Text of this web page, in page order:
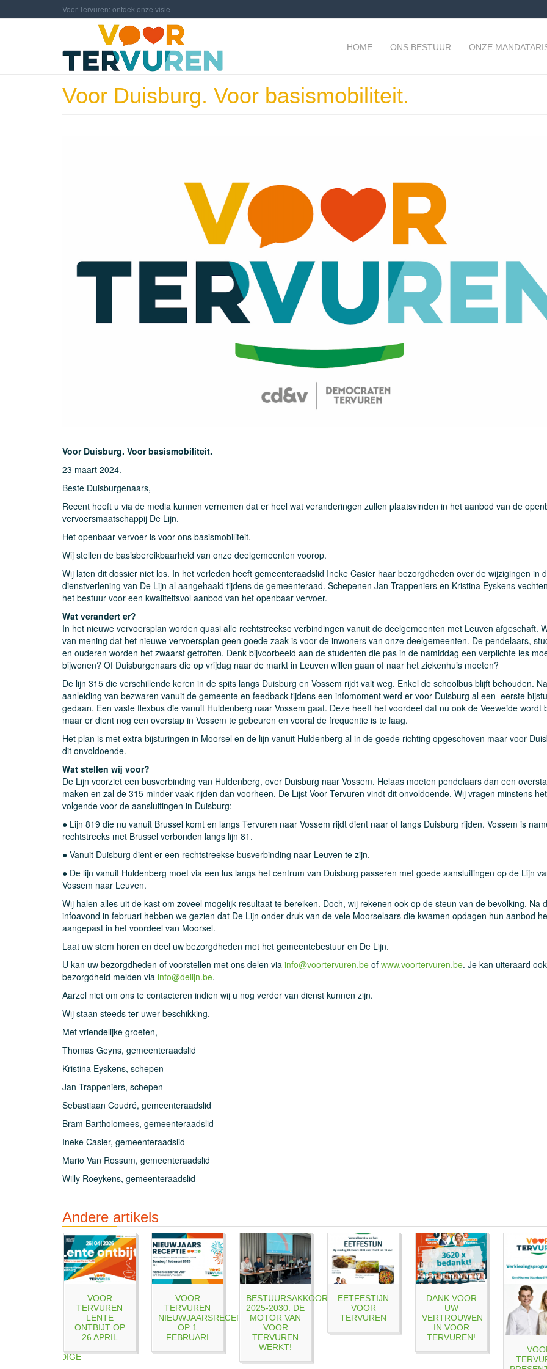
Overslaan en naar de inhoud gaan
Voor Tervuren: ontdek onze visie
HOME ONS BESTUUR ONZE
Voor Duisburg. Voor basismobiliteit.
Voor Duisburg. Voor basismobiliteit.
23 maart 2024.
Beste Duisburgenaars,
Recent heeft u via de media kunnen vernemen dat er heel wat veranderingen zullen plaatsvinden in het aanbod van de
vervoersmaatschappij De Lijn.
Het openbaar vervoer is voor ons basismobiliteit.
Wij stellen de basisbereikbaarheid van onze deelgemeenten voorop.
Wij laten dit dossier niet los. In het verleden heeft gemeenteraadslid Ineke Casier haar bezorgdheden over de wijzigingen in
dienstverlening van De Lijn al aangehaald tijdens de gemeenteraad. Schepenen Jan Trappeniers en Kristina Eyskens
het bestuur voor een kwaliteitsvol aanbod van het openbaar vervoer.
Wat verandert er?
In het nieuwe vervoersplan worden quasi alle rechtstreekse verbindingen vanuit de deelgemeenten met Leuven afgeschaft.
van mening dat het nieuwe vervoersplan geen goede zaak is voor de inwoners van onze deelgemeenten. De pendelaars,
en ouderen worden het zwaarst getroffen. Denk bijvoorbeeld aan de studenten die pas in de namiddag een verplichte les
bijwonen? Of Duisburgenaars die op vrijdag naar de markt in Leuven willen gaan of naar het ziekenhuis moeten?
De lijn 315 die verschillende keren in de spits langs Duisburg en Vossem rijdt valt weg. Enkel de schoolbus blijft behouden.
aanleiding van bezwaren vanuit de gemeente en feedback tijdens een infomoment werd er voor Duisburg al een eerste
gedaan. Een vaste flexbus die vanuit Huldenberg naar Vossem gaat. Deze heeft het voordeel dat nu ook de Veeweide wordt
maar er dient nog een overstap in Vossem te gebeuren en vooral de frequentie is te laag.
Het plan is met extra bijsturingen in Moorsel en de lijn vanuit Huldenberg al in de goede richting opgeschoven maar voor
dit onvoldoende.
Wat stellen wij voor?
De Lijn voorziet een busverbinding van Huldenberg, over Duisburg naar Vossem. Helaas moeten pendelaars dan een
maken en zal de 315 minder vaak rijden dan voorheen. De Lijst Voor Tervuren vindt dit onvoldoende. Wij vragen minstens het
volgende voor de aansluitingen in Duisburg:
● Lijn 819 die nu vanuit Brussel komt en langs Tervuren naar Vossem rijdt dient naar of langs Duisburg rijden. Vossem is
rechtstreeks met Brussel verbonden langs lijn 81.
● Vanuit Duisburg dient er een rechtstreekse busverbinding naar Leuven te zijn.
● De lijn vanuit Huldenberg moet via een lus langs het centrum van Duisburg passeren met goede aansluitingen op de Lijn
Vossem naar Leuven.
Wij halen alles uit de kast om zoveel mogelijk resultaat te bereiken. Doch, wij rekenen ook op de steun van de bevolking. Na
infoavond in februari hebben we gezien dat De Lijn onder druk van de vele Moorselaars die kwamen opdagen hun aanbod
aangepast in het voordeel van Moorsel.
Laat uw stem horen en deel uw bezorgdheden met het gemeentebestuur en De Lijn.
U kan uw bezorgdheden of voorstellen met ons delen via info@voortervuren.be of www.voortervuren.be. Je kan uiteraard
bezorgdheid melden via info@delijn.be.
Aarzel niet om ons te contacteren indien wij u nog verder van dienst kunnen zijn.
Wij staan steeds ter uwer beschikking.
Met vriendelijke groeten,
Thomas Geyns, gemeenteraadslid
Kristina Eyskens, schepen
Jan Trappeniers, schepen
Sebastiaan Coudré, gemeenteraadslid
Bram Bartholomees, gemeenteraadslid
Ineke Casier, gemeenteraadslid
Mario Van Rossum, gemeenteraadslid
Willy Roeykens, gemeenteraadslid
Andere artikels
VOOR
TERVUREN
LENTE
ONTBIJT OP
26 APRIL
VOOR
TERVUREN
NIEUWJAARSRECEPTIE
OP 1
FEBRUARI
BESTUURSAKKOORD
2025-2030: DE
MOTOR VAN
VOOR
TERVUREN
WERKT!
EETFESTIJN
VOOR
TERVUREN
DANK VOOR
UW
VERTROUWEN
IN VOOR
TERVUREN!